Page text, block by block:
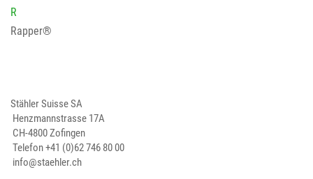
R
Rapper®
Stähler Suisse SA
Henzmannstrasse 17A
CH-4800 Zofingen
Telefon+41 (0)62 746 80 00
info@staehler.ch